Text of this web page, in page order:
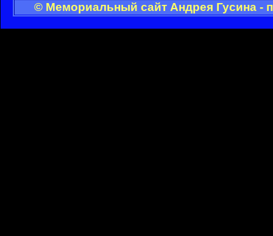
© Мемориальный сайт Андрея Гусина -